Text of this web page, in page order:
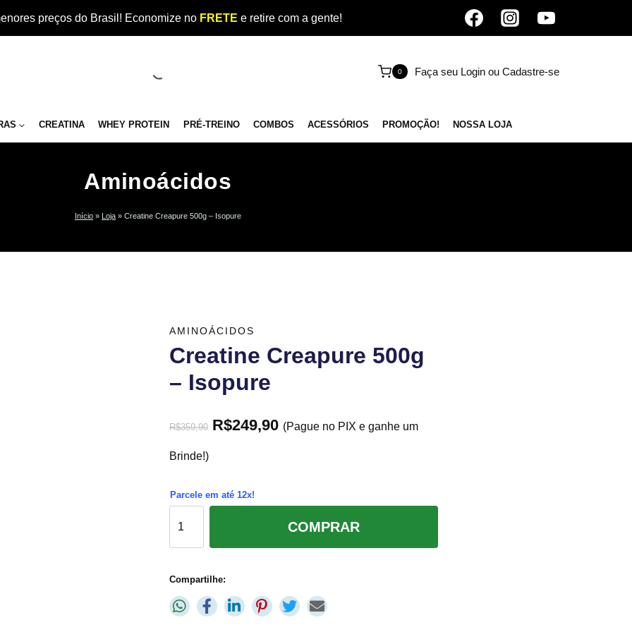
preços do Brasil! Economize no FRETE e retire com a gente!
0 Faça seu Login ou Cadastre-se
CREATINA WHEY PROTEIN PRÉ-TREINO COMBOS ACESSÓRIOS PROMOÇÃO! NOSSA LOJA
Aminoácidos
Início » Loja » Creatine Creapure 500g – Isopure
AMINOÁCIDOS
Creatine Creapure 500g
– Isopure
R$359,90 R$249,90 (Pague no PIX e ganhe um
Brinde!)
Parcele em até 12x!
COMPRAR
Compartilhe: